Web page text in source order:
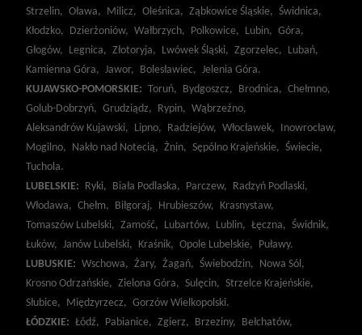
Strzelin, Oława, Milicz, Oleśnica, Ząbkowice Śląskie, Świdnica,
Kłodzko, Dzierżoniów, Wałbrzych, Polkowice, Lubin, Góra,
Głogów, Legnica, Złotoryja, Lwówek Śląski, Zgorzelec, Lubań,
Kamienna Góra, Jawor, Bolesławiec, Jelenia Góra.
KUJAWSKO-POMORSKIE: Toruń, Bydgoszcz, Brodnica, Chełmno,
Golub-Dobrzyń, Grudziądz, Rypin, Wąbrzeźno,
Aleksandrów Kujawski, Lipno, Radziejów, Włocławek, Inowrocław,
Mogilno, Nakło nad Notecią, Żnin, Sępólno Krajeńskie, Świecie,
Tuchola.
LUBELSKIE: Ryki, Biała Podlaska, Parczew, Radzyń Podlaski,
Włodawa, Chełm, Biłgoraj, Hrubieszów, Krasnystaw,
Tomaszów Lubelski, Zamość, Lubartów, Lublin, Łęczna, Świdnik,
Łuków, Janów Lubelski, Kraśnik, Opole Lubelskie, Puławy.
LUBUSKIE: Wschowa, Żary, Żagań, Świebodzin, Nowa Sól,
Krosno Odrzańskie, Zielona Góra, Sulęcin, Strzelce Krajeńskie,
Słubice, Międzyrzecz, Gorzów Wielkopolski.
ŁÓDZKIE: Łódź, Pabianice, Zgierz, Brzeziny, Bełchatów,